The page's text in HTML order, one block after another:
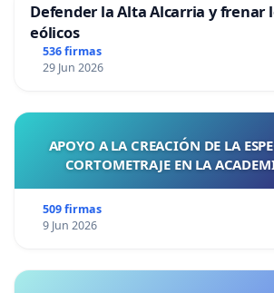
Defender la Alta Alcarria y frenar
eólicos
536 firmas
29 Jun 2026
APOYO A LA CREACIÓN DE LA
CORTOMETRAJE EN LA
509 firmas
9 Jun 2026